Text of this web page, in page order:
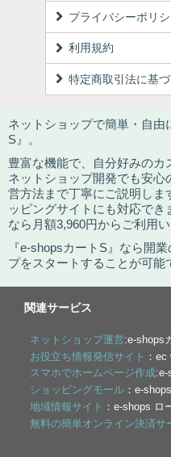
プライバシーポリ
利用規約
特定商取引法に基
ネットショップで簡単・自由
S』。
豊富な機能で、自分好みの
ネットショップ開発でも安
営方法まで丁寧にご説明しま
ッピングサイトにも対応で
なら月額3,960円からご利用い
『e-shopsカートS』なら開
プをスタートすることが可能
関連サービス
ネットショップ運営:e-shops
お役立ち情報発信サイト ：ec
スマホでホームページ作成:e-
ショッピングモール ：e-
地域情報サイト ：e-shops ロ
無料の簡単オンライン決済サ